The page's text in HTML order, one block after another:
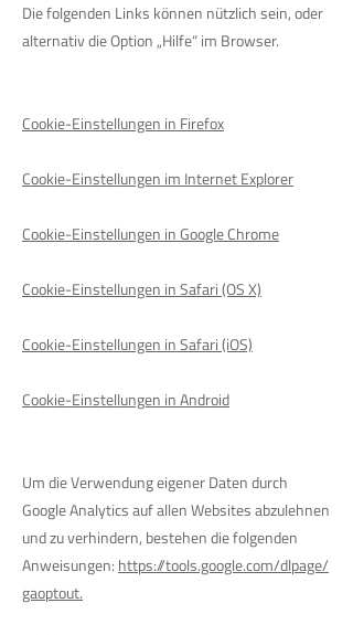
Die folgenden Links können nützlich sein, oder
alternativ die Option „Hilfe“ im Browser.
Cookie-Einstellungen in Firefox
Cookie-Einstellungen im Internet Explorer
Cookie-Einstellungen in Google Chrome
Cookie-Einstellungen in Safari (OS X)
Cookie-Einstellungen in Safari (iOS)
Cookie-Einstellungen in Android
Um die Verwendung eigener Daten durch
Google Analytics auf allen Websites abzulehnen
und zu verhindern, bestehen die folgenden
Anweisungen: https://tools.google.com/dlpage/
gaoptout.